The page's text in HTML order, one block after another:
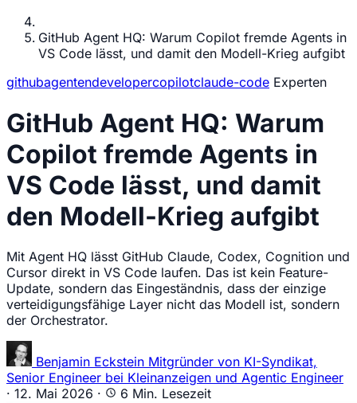
GitHub Agent HQ: Warum Copilot fremde Agents in
VS Code lässt, und damit den Modell-Krieg aufgibt
githubagentendevelopercopilotclaude-code Experten
GitHub Agent HQ: Warum
Copilot fremde Agents in
VS Code lässt, und damit
den Modell-Krieg aufgibt
Mit Agent HQ lässt GitHub Claude, Codex, Cognition und
Cursor direkt in VS Code laufen. Das ist kein Feature-
Update, sondern das Eingeständnis, dass der einzige
verteidigungsfähige Layer nicht das Modell ist, sondern
der Orchestrator.
Benjamin Eckstein Mitgründer von KI-Syndikat,
Senior Engineer bei Kleinanzeigen und Agentic Engineer
· 12. Mai 2026 · 6 Min. Lesezeit